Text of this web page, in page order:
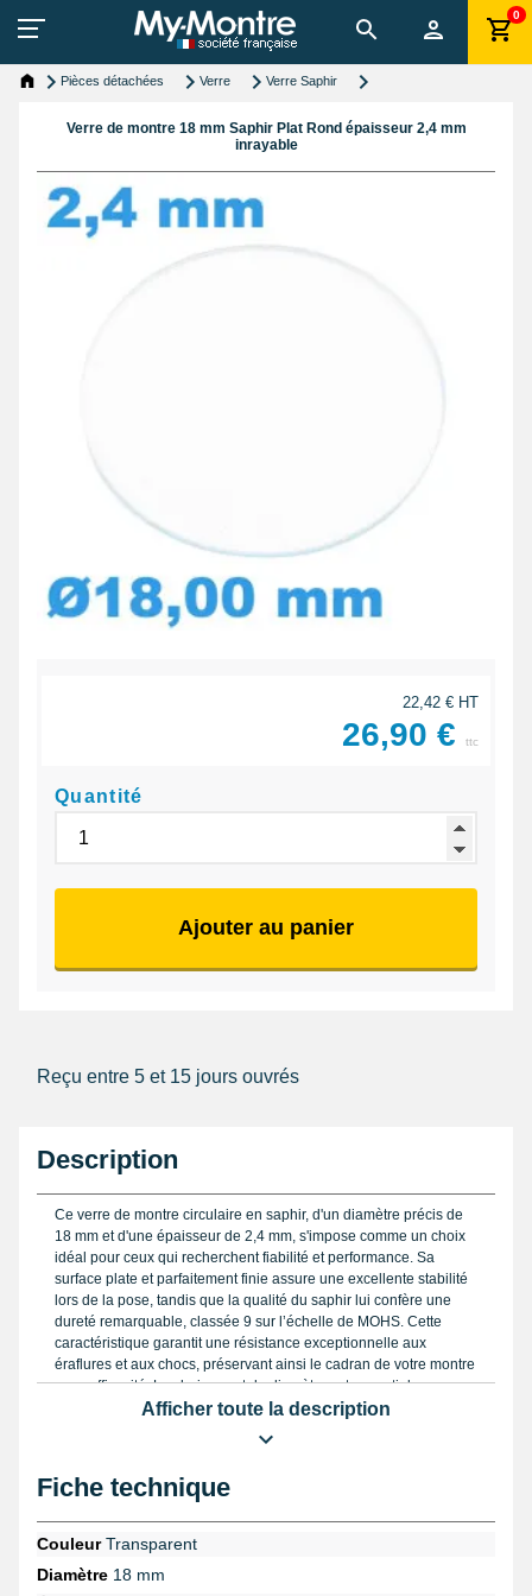
0
Pièces détachées Verre Verre Saphir
Verre de montre 18 mm Saphir Plat Rond épaisseur 2,4 mm
inrayable
22,42 € HT
26,90 € ttc
Quantité
Ajouter au panier
Reçu entre 5 et 15 jours ouvrés
Description
Ce verre de montre circulaire en saphir, d'un diamètre précis de
18 mm et d'une épaisseur de 2,4 mm, s'impose comme un choix
idéal pour ceux qui recherchent fiabilité et performance. Sa
surface plate et parfaitement finie assure une excellente stabilité
lors de la pose, tandis que la qualité du saphir lui confère une
dureté remarquable, classée 9 sur l’échelle de MOHS. Cette
caractéristique garantit une résistance exceptionnelle aux
éraflures et aux chocs, préservant ainsi le cadran de votre montre
avec efficacité. Le choix exact du diamètre est essentiel, car un
ajustement strict évite tout risque de jeu ou d’usure prématurée.
comme Glashütte Original ou Hublot.
support boîtier montre universel
montre lors du remplacement. De plus, pour une inspection
Afficher toute la description
Fiche technique
CouleurTransparent
Diamètre 18 mm